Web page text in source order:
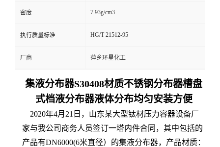
密度 7.93g/cm3
执行质量标准 HG/T 21512-95
厂商 萍乡环星化工
集液分布器S30408材质不锈钢分布器槽盘
式档液分布器液体分布均匀安装方便
2020年4月21日，山东某大型钛材压力容器设备厂
家与我公司商务人员签订一塔内件合同，其中包括的
产品有DN6000(6米直径）的集液分布器，产品材质：